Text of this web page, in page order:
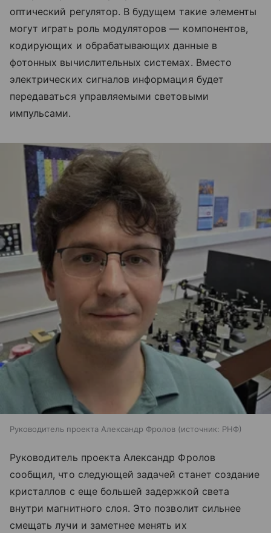
оптический регулятор. В будущем такие элементы
могут играть роль модуляторов — компонентов,
кодирующих и обрабатывающих данные в
фотонных вычислительных системах. Вместо
электрических сигналов информация будет
передаваться управляемыми световыми
импульсами.
Руководитель проекта Александр Фролов источник: РНФ
Руководитель проекта Александр Фролов
сообщил, что следующей задачей станет создание
кристаллов с еще большей задержкой света
внутри магнитного слоя. Это позволит сильнее
смещать лучи и заметнее менять их